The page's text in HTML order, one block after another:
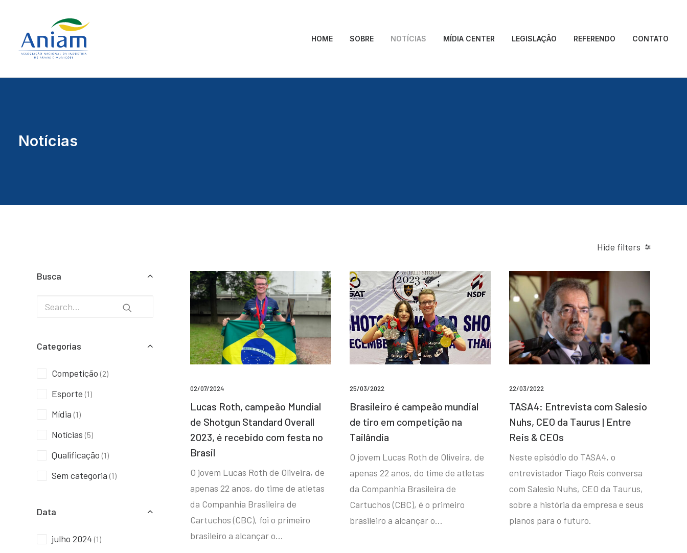
HOME SOBRE NOTÍCIAS MÍDIA CENTER LEGISLAÇÃO REFERENDO CONTATO
Notícias
Hide filters
Busca
Categorias
Competição (2)
Esporte (1)
Mídia (1)
Notícias (5)
Qualificação (1)
Sem categoria (1)
Data
julho 2024 (1)
02/07/2024
Lucas Roth, campeão Mundial
de Shotgun Standard Overall
2023, é recebido com festa no
Brasil
O jovem Lucas Roth de Oliveira, de
apenas 22 anos, do time de atletas
da Companhia Brasileira de
Cartuchos (CBC), foi o primeiro
brasileiro a alcançar o…
25/03/2022
Brasileiro é campeão mundial
de tiro em competição na
Tailândia
O jovem Lucas Roth de Oliveira, de
apenas 22 anos, do time de atletas
da Companhia Brasileira de
Cartuchos (CBC), é o primeiro
brasileiro a alcançar o…
22/03/2022
TASA4: Entrevista com Salesio
Nuhs, CEO da Taurus | Entre
Reis & CEOs
Neste episódio do TASA4, o
entrevistador Tiago Reis conversa
com Salesio Nuhs, CEO da Taurus,
sobre a história da empresa e seus
planos para o futuro.